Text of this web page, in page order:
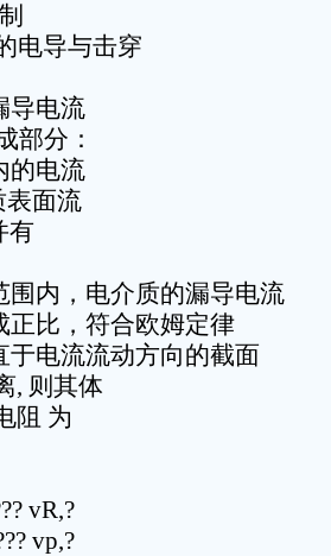
电导与击穿
导电流
部分：
的电流
表面流
有
围内，电介质的漏导电流
正比，符合欧姆定律
于电流流动方向的截面
, 则其体
阻 为
vR,?
vp,?